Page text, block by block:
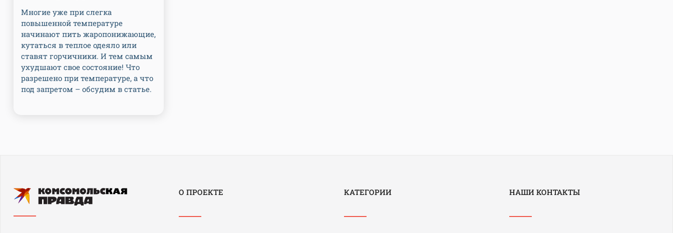
Многие уже при слегка
повышенной температуре
начинают пить жаропонижающие,
кутаться в теплое одеяло или
ставят горчичники. И тем самым
ухудшают свое состояние! Что
разрешено при температуре, а что
под запретом – обсудим в статье.
О ПРОЕКТЕ КАТЕГОРИИ НАШИ КОНТАКТЫ